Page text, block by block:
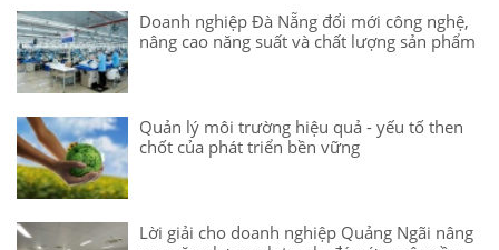
Doanh nghiệp Đà Nẵng đổi mới công nghệ,
nâng cao năng suất và chất lượng sản phẩm
Quản lý môi trường hiệu quả - yếu tố then
chốt của phát triển bền vững
Lời giải cho doanh nghiệp Quảng Ngãi nâng